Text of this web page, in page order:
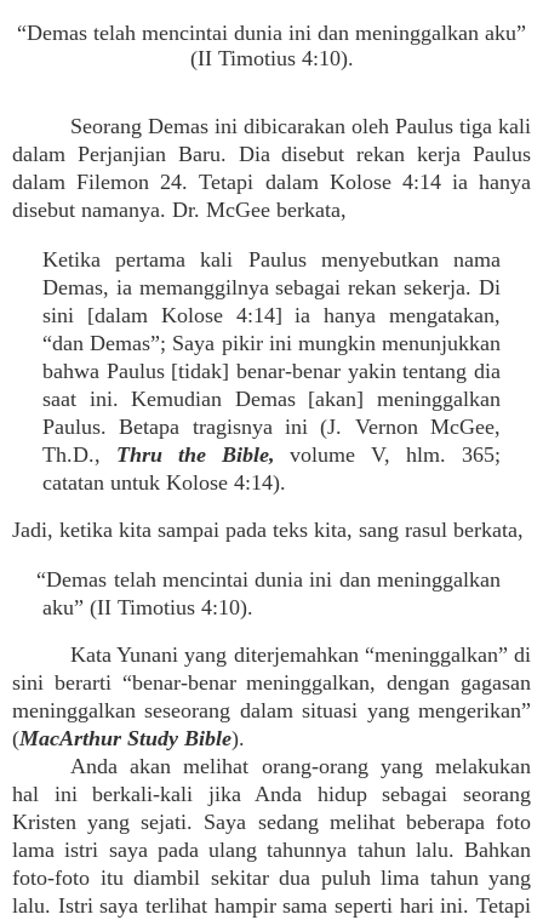
“Demas telah mencintai dunia ini dan meninggalkan aku”
(II Timotius 4:10).
Seorang Demas ini dibicarakan oleh Paulus tiga kali
dalam Perjanjian Baru. Dia disebut rekan kerja Paulus
dalam Filemon 24. Tetapi dalam Kolose 4:14 ia hanya
disebut namanya. Dr. McGee berkata,
Ketika pertama kali Paulus menyebutkan nama
Demas, ia memanggilnya sebagai rekan sekerja. Di
sini [dalam Kolose 4:14] ia hanya mengatakan,
“dan Demas”; Saya pikir ini mungkin menunjukkan
bahwa Paulus [tidak] benar-benar yakin tentang dia
saat ini. Kemudian Demas [akan] meninggalkan
Paulus. Betapa tragisnya ini (J. Vernon McGee,
Th.D., Thru the Bible, volume V, hlm. 365;
catatan untuk Kolose 4:14).
Jadi, ketika kita sampai pada teks kita, sang rasul berkata,
“Demas telah mencintai dunia ini dan meninggalkan
aku” (II Timotius 4:10).
Kata Yunani yang diterjemahkan “meninggalkan” di
sini berarti “benar-benar meninggalkan, dengan gagasan
meninggalkan seseorang dalam situasi yang mengerikan”
(MacArthur Study Bible).
Anda akan melihat orang-orang yang melakukan
hal ini berkali-kali jika Anda hidup sebagai seorang
Kristen yang sejati. Saya sedang melihat beberapa foto
lama istri saya pada ulang tahunnya tahun lalu. Bahkan
foto-foto itu diambil sekitar dua puluh lima tahun yang
lalu. Istri saya terlihat hampir sama seperti hari ini. Tetapi